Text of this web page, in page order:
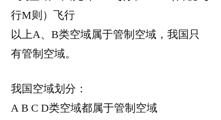
行M则）飞行
以上A、B类空域属于管制空域，我国只
有管制空域。
我国空域划分：
A B C D类空域都属于管制空域